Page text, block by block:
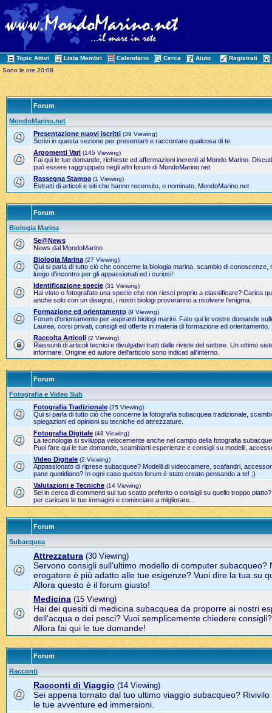
Topic Attivi Lista Membri Calendario Cerca Aiuto
Registrati
Sono le ore 20:08
Forum
MondoMarino.net
Presentazione nuovi iscritti (39 Viewing)
Scrivi in questa sezione per presentarti e raccontare qualcosa di te.
Argomenti Vari (145 Viewing)
Fai qui le tue domande, richieste ed affermazioni inerenti al Mondo Marino.
può essere raggruppato negli altri forum di MondoMarino.net
Rassegna Stampa (1 Viewing)
Estratti di articoli e siti che hanno recensito, o nominato, MondoMarino.net
Forum
Biologia Marina
Se@News
News dal MondoMarino
Biologia Marina (27 Viewing)
Qui si parla di tutto ciò che concerne la biologia marina, scambio di conoscenze,
luogo d'incontro per gli appassionati ed i curiosi!
Identificazione specie (31 Viewing)
Hai visto o fotografato una specie che non riesci proprio a classificare? Carica
anche solo con un disegno, i nostri biologi proveranno a risolvere l'enigma.
Formazione ed orientamento (9 Viewing)
Forum d'orientamento per aspiranti biologi marini. Fate qui le vostre domande
Laurea, corsi privati, consigli ed offerte in materia di formazione ed orientamento.
Raccolta Articoli (2 Viewing)
Riassunti di articoli tecnici e divulgativi tratti dalle riviste del settore. Un ottimo
informare. Origine ed autore dell'articolo sono indicati all'interno.
Forum
Fotografia e Video Sub
Fotografia Tradizionale (25 Viewing)
Qui si parla di tutto ciò che concerne la fotografia subacquea tradizionale,
spiegazioni ed opinioni su tecniche ed attrezzature.
Fotografia Digitale (48 Viewing)
La tecnologia si sviluppa velocemente anche nel campo della fotografia
Puoi fare qui le tue domande, scambiarti esperienze e consigli su modelli,
Video Digitale (2 Viewing)
Appassionato di riprese subacquee? Modelli di videocamere, scafandri,
pane quotidiano? In ogni caso questo forum è stato creato pensando a te! ;)
Valutazioni e Tecniche (14 Viewing)
Sei in cerca di commenti sul tuo scatto preferito o consigli su quello troppo
per caricare le tue immagini e cominciare a migliorare...
Forum
Subacquea
Attrezzatura (30 Viewing)
Servono consigli sull'ultimo modello di computer subacqueo?
erogatore è più adatto alle tue esigenze? Vuoi dire la tua su
Allora questo è il forum giusto!
Medicina (15 Viewing)
Hai dei quesiti di medicina subacquea da proporre ai nostri
dell'acqua o dei pesci? Vuoi semplicemente chiedere consigli?
Allora fai qui le tue domande!
Forum
Racconti
Racconti di Viaggio (14 Viewing)
Sei appena tornato dal tuo ultimo viaggio subacqueo?
le tue avventure ed immersioni.